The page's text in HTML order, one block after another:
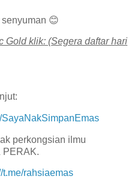
😊
G͏o͏l͏d͏ k͏l͏i͏k͏: (Segera daftar hari
perkongsian ilmu
PERAK.
t.me/rahsiaemas